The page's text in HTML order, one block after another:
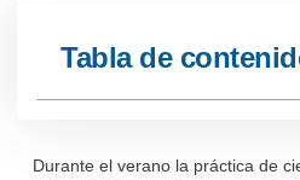
Tabla de
Durante el verano la práctica de